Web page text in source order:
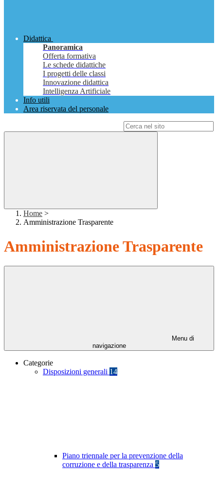
Didattica
Panoramica
Offerta formativa
Le schede didattiche
I progetti delle classi
Innovazione didattica
Intelligenza Artificiale
Info utili
Area riservata del personale
Home >
Amministrazione Trasparente
Amministrazione Trasparente
Menu di
navigazione
Categorie
Disposizioni generali 14
Piano triennale per la prevenzione della
corruzione e della trasparenza 5